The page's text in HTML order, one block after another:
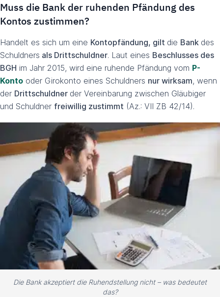
Muss die Bank der ruhenden Pfändung des
Kontos zustimmen?
Handelt es sich um eine Kontopfändung, gilt die Bank des
Schuldners als Drittschuldner. Laut eines Beschlusses des
BGH im Jahr 2015, wird eine ruhende Pfändung vom P-
Konto oder Girokonto eines Schuldners nur wirksam, wenn
der Drittschuldner der Vereinbarung zwischen Gläubiger
und Schuldner freiwillig zustimmt (Az.: VII ZB 42/14).
Die Bank akzeptiert die Ruhendstellung nicht – was bedeutet
das?